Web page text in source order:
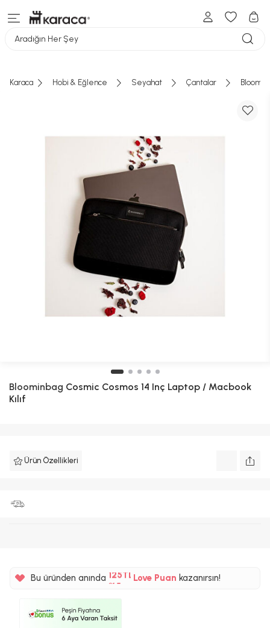
Aradığın Her Şey
Karaca Hobi & Eğlence Seyahat Çantalar
Bloominbag Cosmic Cosmos 14 Inç Laptop / Macbook
Kılıf
Ürün Özellikleri
Bu üründen anında %5 Love Puankazanırsın!